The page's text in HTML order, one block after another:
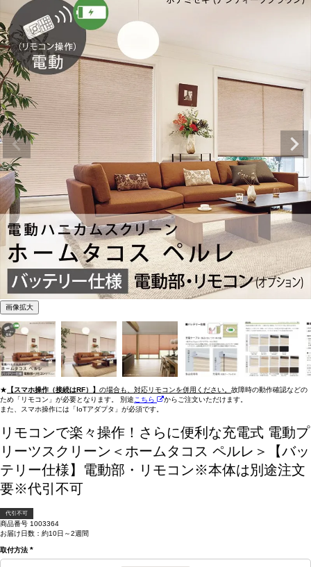
画像拡大
★ 【スマホ操作（接続はRF）】 の場合も、対応リモコンを併用ください。 故障時の動作確認などの
ため「リモコン」が必要となります。 別途 こちら
からご注文いただけます。
また、スマホ操作には「IoTアダプタ」が必須です。
リモコンで楽々操作！さらに便利な充電式 電動プ
リーツスクリーン＜ホームタコス ペルレ＞【バッ
テリー仕様】電動部・リモコン※本体は別途注文
要※代引不可
代引不可
商品番号 1003364
お届け日数：約10日～2週間
取付方法
(必